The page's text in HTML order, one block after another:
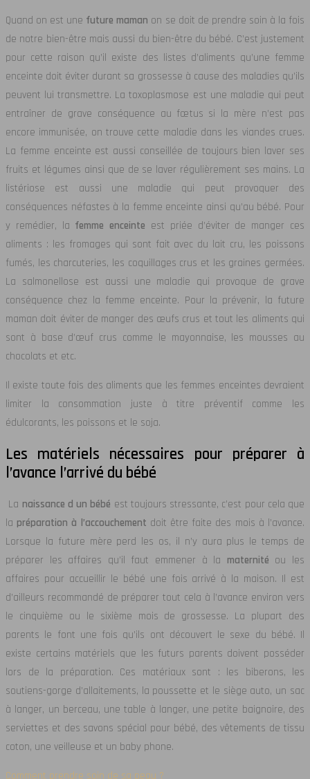
Quand on est une future maman on se doit de prendre soin à la fois
de notre bien-être mais aussi du bien-être du bébé. C’est justement
pour cette raison qu’il existe des listes d’aliments qu’une femme
enceinte doit éviter durant sa grossesse à cause des maladies qu’ils
peuvent lui transmettre. La toxoplasmose est une maladie qui peut
entraîner de grave conséquence au fœtus si la mère n’est pas
encore immunisée, on trouve cette maladie dans les viandes crues.
La femme enceinte est aussi conseillée de toujours bien laver ses
fruits et légumes ainsi que de se laver régulièrement ses mains. La
listériose est aussi une maladie qui peut provoquer des
conséquences néfastes à la femme enceinte ainsi qu’au bébé. Pour
y remédier, la femme enceinte est priée d’éviter de manger ces
aliments : les fromages qui sont fait avec du lait cru, les poissons
fumés, les charcuteries, les coquillages crus et les graines germées.
La salmonellose est aussi une maladie qui provoque de grave
conséquence chez la femme enceinte. Pour la prévenir, la future
maman doit éviter de manger des œufs crus et tout les aliments qui
sont à base d’œuf crus comme le mayonnaise, les mousses au
chocolats et etc.
Il existe toute fois des aliments que les femmes enceintes devraient
limiter la consommation juste à titre préventif comme les
édulcorants, les poissons et le soja.
Les matériels nécessaires pour préparer à
l’avance l’arrivé du bébé
La naissance d un bébé est toujours stressante, c’est pour cela que
la préparation à l’accouchement doit être faite des mois à l’avance.
Lorsque la future mère perd les os, il n’y aura plus le temps de
préparer les affaires qu’il faut emmener à la maternité ou les
affaires pour accueillir le bébé une fois arrivé à la maison. Il est
d’ailleurs recommandé de préparer tout cela à l’avance environ vers
le cinquième ou le sixième mois de grossesse. La plupart des
parents le font une fois qu’ils ont découvert le sexe du bébé. Il
existe certains matériels que les futurs parents doivent posséder
lors de la préparation. Ces matériaux sont : les biberons, les
soutiens-gorge d’allaitements, la poussette et le siège auto, un sac
à langer, un berceau, une table à langer, une petite baignoire, des
serviettes et des savons spécial pour bébé, des vêtements de tissu
coton, une veilleuse et un baby phone.
Comment prendre soin de sa peau ?